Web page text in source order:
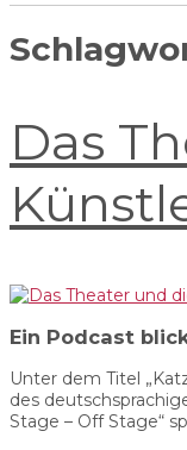
Das
Ein Podcast
Unter dem Titel
des
Stage – Off Stage“